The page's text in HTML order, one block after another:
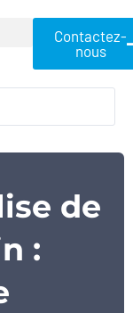
Contactez-
nous
de
: